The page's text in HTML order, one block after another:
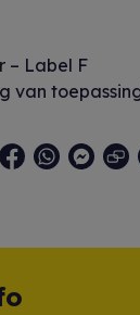
– Label F
van